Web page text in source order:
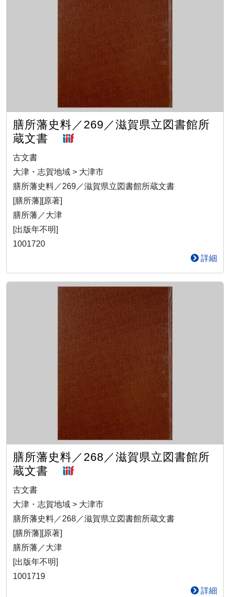
膳所藩史料／269／滋賀県立図書館所
蔵文書
古文書
大津・志賀地域 > 大津市
膳所藩史料／269／滋賀県立図書館所蔵文書
[膳所藩][原著]
膳所藩／大津
[出版年不明]
1001720
詳細
膳所藩史料／268／滋賀県立図書館所
蔵文書
古文書
大津・志賀地域 > 大津市
膳所藩史料／268／滋賀県立図書館所蔵文書
[膳所藩][原著]
膳所藩／大津
[出版年不明]
1001719
詳細